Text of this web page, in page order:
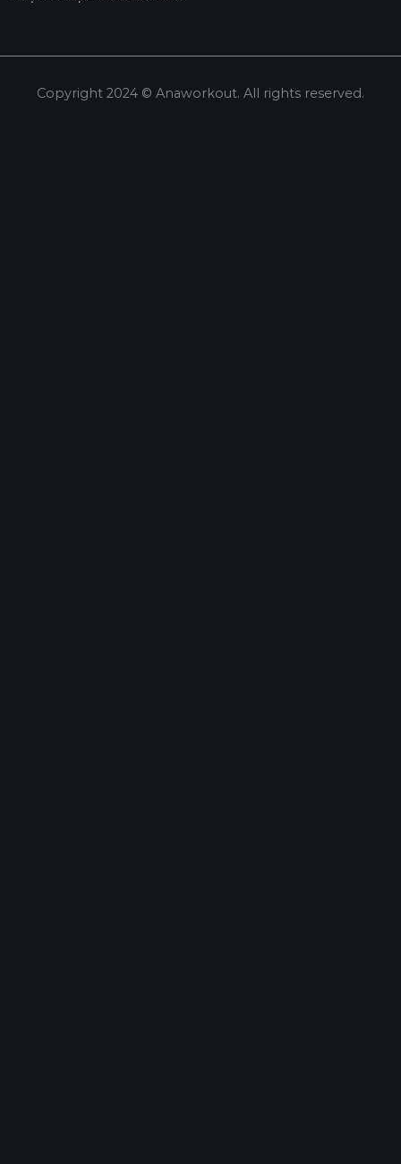
Copyright 2024 © Anaworkout. All rights reserved.